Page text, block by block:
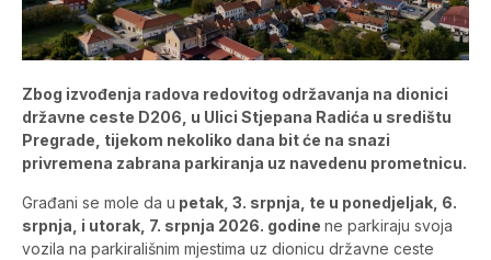
Zbog izvođenja radova redovitog održavanja na dionici
državne ceste D206, u Ulici Stjepana Radića u središtu
Pregrade, tijekom nekoliko dana bit će na snazi
privremena zabrana parkiranja uz navedenu prometnicu.
Građani se mole da u petak, 3. srpnja, te u ponedjeljak, 6.
srpnja, i utorak, 7. srpnja 2026. godine ne parkiraju svoja
vozila na parkirališnim mjestima uz dionicu državne ceste